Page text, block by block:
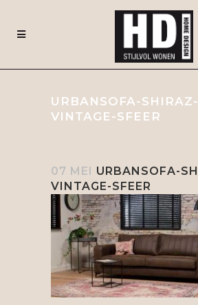
URBANSOFA-SHIRAZ-
VINTAGE-SFEER
07 MEI URBANSOFA-
VINTAGE-SFEER